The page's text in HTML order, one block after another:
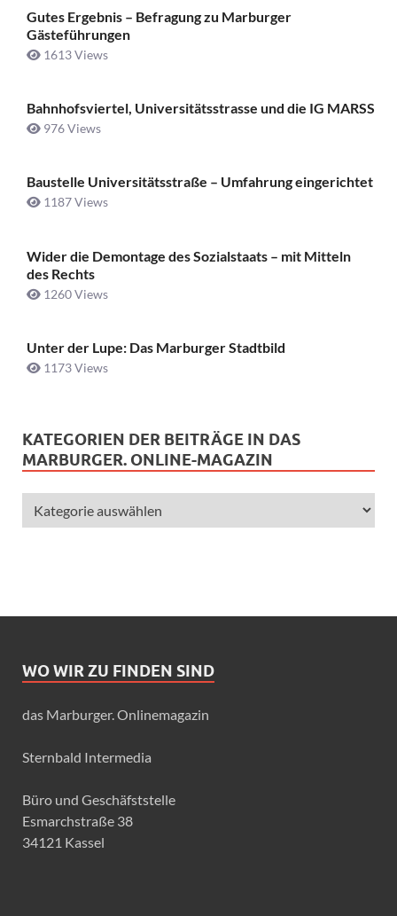
Gutes Ergebnis – Befragung zu Marburger
Gästeführungen
1613 Views
Bahnhofsviertel, Universitätsstrasse und die IG MARSS
976 Views
Baustelle Universitätsstraße ­– Umfahrung eingerichtet
1187 Views
Wider die Demontage des Sozialstaats – mit Mitteln
des Rechts
1260 Views
Unter der Lupe: Das Marburger Stadtbild
1173 Views
KATEGORIEN DER BEITRÄGE IN DAS
MARBURGER. ONLINE-MAGAZIN
WO WIR ZU FINDEN SIND
das Marburger. Onlinemagazin
Sternbald Intermedia
Büro und Geschäfststelle
Esmarchstraße 38
34121 Kassel